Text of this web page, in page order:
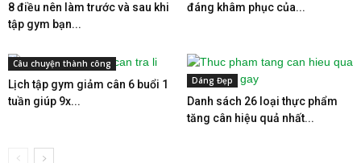
8 điều nên làm trước và sau khi
tập gym bạn...
đáng khâm phục của...
Câu chuyện thành công
Lịch tập gym giảm cân 6 buổi 1
tuần giúp 9x...
Dáng Đẹp
Danh sách 26 loại thực phẩm
tăng cân hiệu quả nhất...